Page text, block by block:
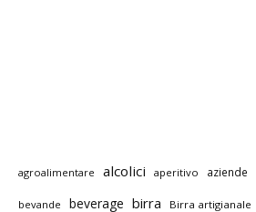
agroalimentare alcolici aperitivo aziende
bevande beverage birra Birra artigianale